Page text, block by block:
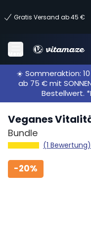
Gratis Versand ab 45 €
Menü
☀️ Sommeraktion: 10
ab 75 € mit
Bestellwert.
Veganes
Bundle
(1 Bewertung)
-20%